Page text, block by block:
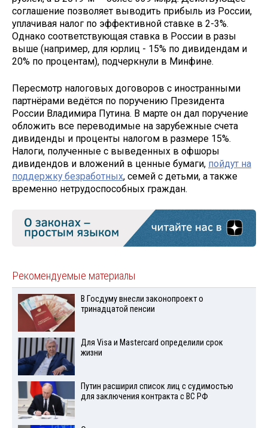
соглашение позволяет выводить прибыль из России,
уплачивая налог по эффективной ставке в 2-3%.
Однако соответствующая ставка в России в разы
выше (например, для юрлиц - 15% по дивидендам и
20% по процентам), подчеркнули в Минфине.
Пересмотр налоговых договоров с иностранными
партнёрами ведётся по поручению Президента
России Владимира Путина. В марте он дал поручение
обложить все переводимые на зарубежные счета
дивиденды и проценты налогом в размере 15%.
Налоги, полученные с выведенных в офшоры
дивидендов и вложений в ценные бумаги, пойдут на
поддержку безработных, семей с детьми, а также
временно нетрудоспособных граждан.
Рекомендуемые материалы
В Госдуму внесли законопроект о
тринадцатой пенсии
Для Visа и Mastercard определили срок
жизни
Путин расширил список лиц с судимостью
для заключения контракта с ВС РФ